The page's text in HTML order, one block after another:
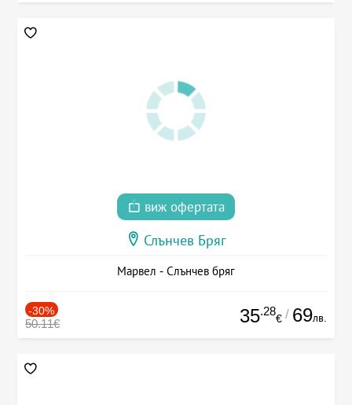
виж офертата
Слънчев Бряг
Марвел - Слънчев бряг
-30%
50.11€ 35.28
€ / 69лв.